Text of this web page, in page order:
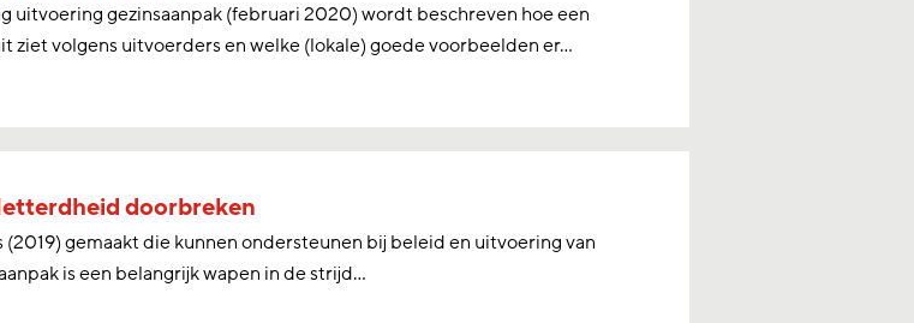
uitvoering gezinsaanpak (februari 2020) wordt beschreven hoe een
ziet volgens uitvoerders en welke (lokale) goede voorbeelden er...
doorbreken
gemaakt die kunnen ondersteunen bij beleid en uitvoering van
is een belangrijk wapen in de strijd...